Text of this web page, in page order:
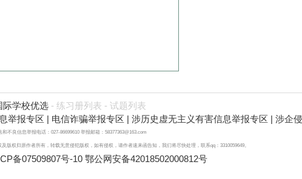
际学校优选- 练习册列表 - 试题列表
举报专区 | 电信诈骗举报专区 | 涉历史虚无主义有害信息举报专区 | 涉企
和不良信息举报电话：027-86699610 举报邮箱：58377363@163.com
版权归原作者所有，转载无意侵犯版权，如有侵权，请作者速来函告知，我们将尽快处理，联系qq：3310059649。
备07509807号-10 鄂公网安备42018502000812号